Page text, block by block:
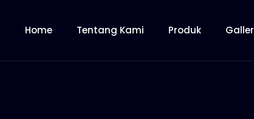
Home Tentang Kami Produk